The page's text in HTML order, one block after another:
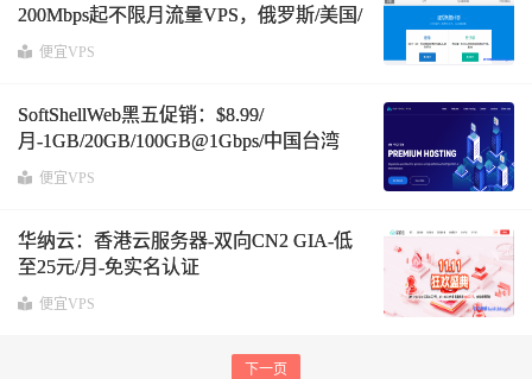
200Mbps起不限月流量VPS，俄罗斯/美国/
新加坡等22个机房可选
便宜VPS
SoftShellWeb黑五促销：$8.99/
月-1GB/20GB/100GB@1Gbps/中国台湾
VPS
便宜VPS
华纳云：香港云服务器-双向CN2 GIA-低
至25元/月-免实名认证
便宜VPS
下一页